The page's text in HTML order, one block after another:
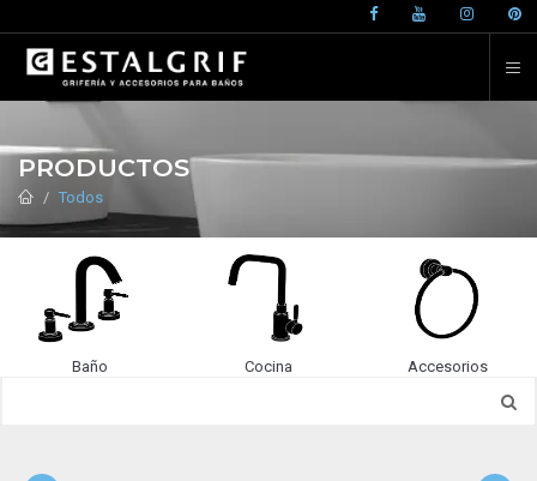
PRODUCTOS
Todos
Baño Cocina Accesorios